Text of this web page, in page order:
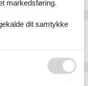
markedsføring.
dit samtykke